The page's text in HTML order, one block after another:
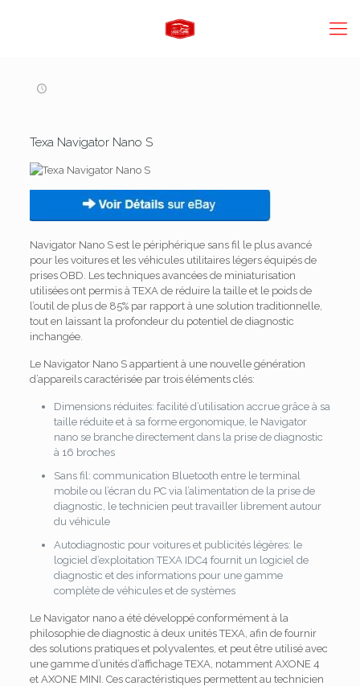
Texa Navigator Nano S
Navigator Nano S est le périphérique sans fil le plus avancé
pour les voitures et les véhicules utilitaires légers équipés de
prises OBD. Les techniques avancées de miniaturisation
utilisées ont permis à TEXA de réduire la taille et le poids de
l’outil de plus de 85% par rapport à une solution traditionnelle,
tout en laissant la profondeur du potentiel de diagnostic
inchangée.
Le Navigator Nano S appartient à une nouvelle génération
d’appareils caractérisée par trois éléments clés:
Dimensions réduites: facilité d’utilisation accrue grâce à sa
taille réduite et à sa forme ergonomique, le Navigator
nano se branche directement dans la prise de diagnostic
à 16 broches
Sans fil: communication Bluetooth entre le terminal
mobile ou l’écran du PC via l’alimentation de la prise de
diagnostic, le technicien peut travailler librement autour
du véhicule
Autodiagnostic pour voitures et publicités légères: le
logiciel d’exploitation TEXA IDC4 fournit un logiciel de
diagnostic et des informations pour une gamme
complète de véhicules et de systèmes
Le Navigator nano a été développé conformément à la
philosophie de diagnostic à deux unités TEXA, afin de fournir
des solutions pratiques et polyvalentes, et peut être utilisé avec
une gamme d’unités d’affichage TEXA, notamment AXONE 4
et AXONE MINI. Ces caractéristiques permettent au technicien